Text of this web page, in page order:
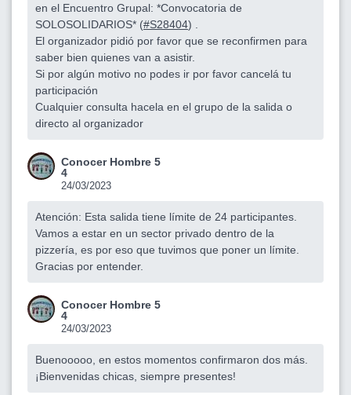
en el Encuentro Grupal: *Convocatoria de
SOLOSOLIDARIOS* (#S28404) .
El organizador pidió por favor que se reconfirmen para
saber bien quienes van a asistir.
Si por algún motivo no podes ir por favor cancelá tu
participación
Cualquier consulta hacela en el grupo de la salida o
directo al organizador
Conocer Hombre 5
4
24/03/2023
Atención: Esta salida tiene límite de 24 participantes.
Vamos a estar en un sector privado dentro de la
pizzería, es por eso que tuvimos que poner un límite.
Gracias por entender.
Conocer Hombre 5
4
24/03/2023
Buenooooo, en estos momentos confirmaron dos más.
¡Bienvenidas chicas, siempre presentes!